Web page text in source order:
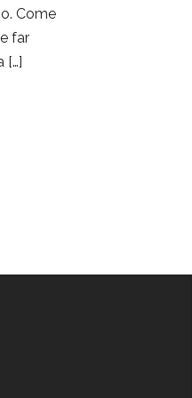
Come
far
[…]